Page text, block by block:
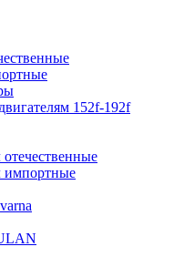
152f-192f
импортные